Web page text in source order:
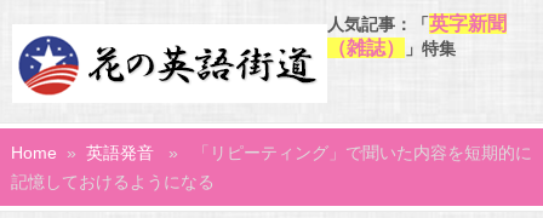
人気記事：「 英字新聞
（雑誌）
」特集
Home » 英語発音» 「リピーティング」で聞いた内容を短期的に
記憶しておけるようになる